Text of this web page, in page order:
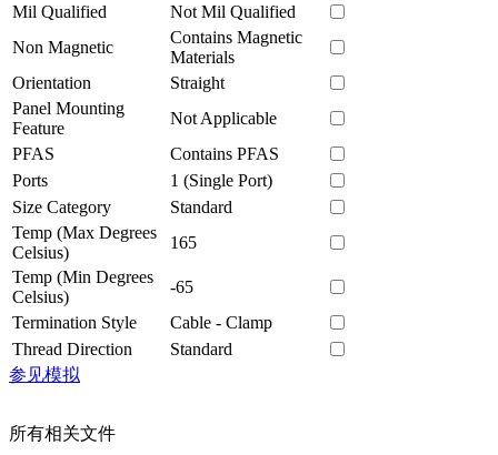
Mil Qualified
Not Mil Qualified
Non Magnetic
Contains Magnetic
Materials
Orientation
Straight
Panel Mounting
Feature
Not Applicable
PFAS
Contains PFAS
Ports
1 (Single Port)
Size Category
Standard
Temp (Max Degrees
Celsius)
165
Temp (Min Degrees
Celsius)
-65
Termination Style
Cable - Clamp
Thread Direction
Standard
参见模拟
所有相关文件